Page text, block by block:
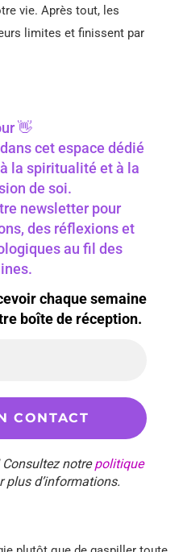
vie. Après tout, les
limites et finissent par
👋
cet espace dédié
la spiritualité et à la
de soi.
newsletter pour
des réflexions et
au fil des
chaque semaine
boîte de réception.
notrepolitique
plus d’informations.